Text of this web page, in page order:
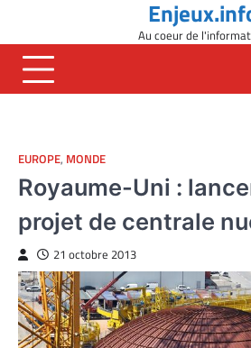
content
Au coeur de
EUROPE, MONDE
Royaume-Uni :
projet de centrale
21 octobre 2013